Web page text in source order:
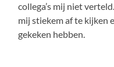
collega’s mij niet
mij stiekem af te kijken
gekeken hebben.